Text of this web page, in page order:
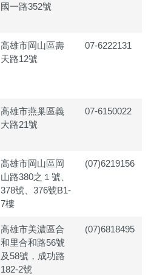
國一路352號
高雄市岡山區壽
天路12號
07-6222131
高雄市燕巢區義
大路21號
07-6150022
高雄市岡山區岡
山路380之１號、
378號、376號B1-
7樓
(07)6219156
高雄市美濃區合
和里合和路56號
及58號，成功路
182-2號
(07)6818495